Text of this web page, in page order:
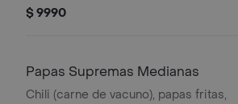
$ 9990
Papas Supremas Medianas
Chili (carne de vacuno), papas fritas,